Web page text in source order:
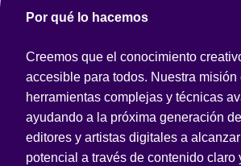
Por qué lo hacemos
Creemos que el conocimiento
accesible para todos. Nuestra misión
herramientas complejas y técnicas
ayudando a la próxima generación
editores y artistas digitales a
potencial a través de contenido claro